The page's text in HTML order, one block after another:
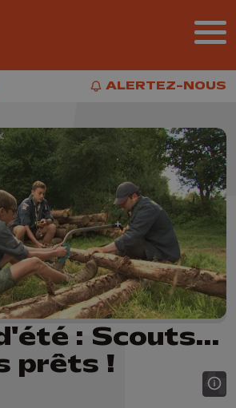
ALERTEZ-NOUS
ALERTEZ-NOUS
: Scouts...
prêts !